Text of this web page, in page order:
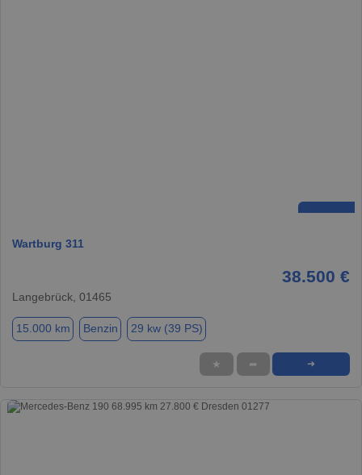
Wartburg 311
38.500 €
Langebrück, 01465
15.000 km Benzin 29 kw (39 PS)
★ ➦ ➜